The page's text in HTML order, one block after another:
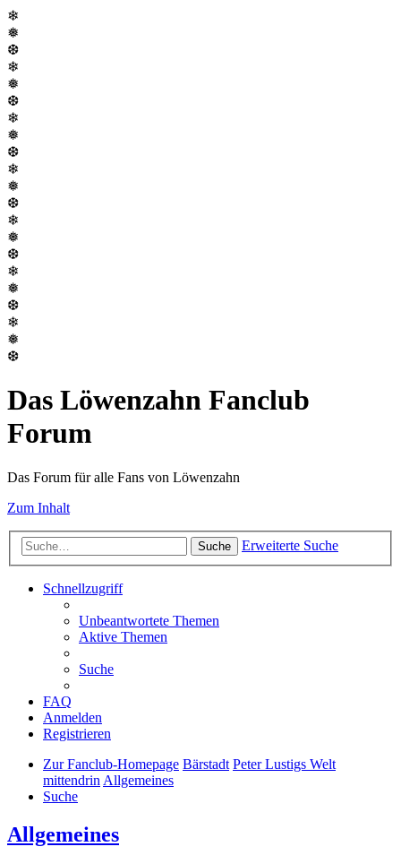
❄
❅
❆
❄
❅
❆
❄
❅
❆
❄
❅
❆
❄
❅
❆
❄
❅
❆
❄
❅
❆
Das Löwenzahn Fanclub
Forum
Das Forum für alle Fans von Löwenzahn
Zum Inhalt
Suche Erweiterte Suche
Schnellzugriff
Unbeantwortete Themen
Aktive Themen
Suche
FAQ
Anmelden
Registrieren
Zur Fanclub-Homepage Bärstadt Peter Lustigs Welt
mittendrinAllgemeines
Suche
Allgemeines